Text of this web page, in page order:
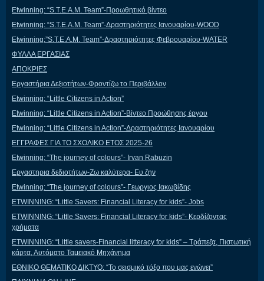
Etwinning: “S.T.E.A.M. Team”-Προωθητικό βίντεο
Etwinning: “S.T.E.A.M. Team”-Δραστηριότητες Ιανουαρίου-WOOD
Etwinning:”S.T.E.A.M. Team”-Δραστηριότητες Φεβρουαρίου-WATER
ΦΥΛΛΑ ΕΡΓΑΣΙΑΣ
ΑΠΟΚΡΙΕΣ
Εργαστήρια Δεξιοτήτων-Φροντίζω το Περιβάλλον
Etwinning: “Little Citizens in Action”
Etwinning: “Little Citizens in Action”-Βίντεο Προώθησης έργου
Etwinning: “Little Citizens in Action”-Δραστηριότητες Ιανουαρίου
ΕΓΓΡΑΦΕΣ ΓΙΑ ΤΟ ΣΧΟΛΙΚΟ ΕΤΟΣ 2025-26
Etwinning: “The journey of colours”- Irvan Rabuzin
Εργαστηρια δεδιοτήτων-Ζω καλύτερα- Ευ ζην
Etwinning: “The journey of colours”- Γεωργιος Ιακωβίδης
ETWINNING: “Little Savers: Financial Literacy for kids”- Jobs
ETWINNING: “Little Savers: Financial Literacy for kids”- Κερδίζοντας
χρήματα
ETWINNING: “Little savers-Financial litteracy for kids” – Τράπεζα, Πιστωτική
κάρτα, Αυτόματο Ταμειακό Μηχάνημα
ΕΘΝΙΚΟ ΘΕΜΑΤΙΚΟ ΔΙΚΤΥΟ: “Το σεισμικό τόξο που μας ενώνει”